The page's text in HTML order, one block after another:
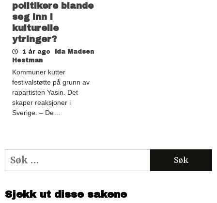
politikere blande
seg inn i
kulturelle
ytringer?
1 år ago
Ida Madsen
Hestman
Kommuner kutter
festivalstøtte på grunn av
rapartisten Yasin. Det
skaper reaksjoner i
Sverige. – De…
Søk
etter:
Sjekk ut disse sakene